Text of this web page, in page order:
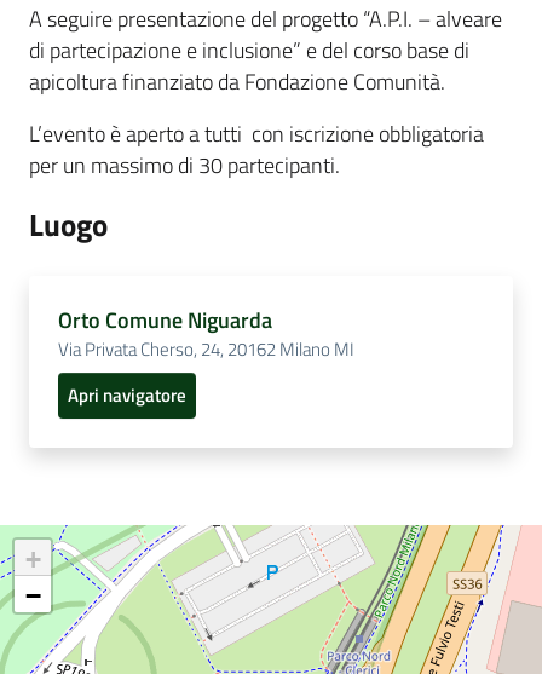
A seguire presentazione del progetto “A.P.I. – alveare
di partecipazione e inclusione” e del corso base di
apicoltura finanziato da Fondazione Comunità.
L’evento è aperto a tutti con iscrizione obbligatoria
per un massimo di 30 partecipanti.
Luogo
Orto Comune Niguarda
Via Privata Cherso, 24, 20162 Milano MI
Apri navigatore
+
−